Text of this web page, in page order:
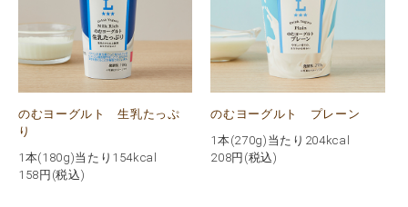
のむヨーグルト 生乳たっぷ
り
1本(180g)当たり154kcal
158 円(税込)
のむヨーグルト プレーン
1本(270g)当たり204kcal
208円(税込)